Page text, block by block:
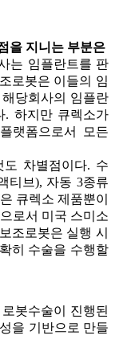
을 지니는 부분은
는 임플란트를 판
로봇은 이들의 임
당회사의 임플란
. 하지만 큐렉소가
랫폼으로서 모든
도 차별점이다. 수
티브), 자동 3종류
큐렉소 제품뿐이
로서 미국 스미소
조로봇은 실행 시
히 수술을 수행할
봇수술이 진행된
을 기반으로 만들